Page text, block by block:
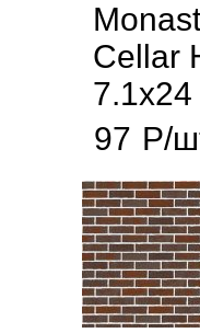
Cellar
7.1x24
97 Р/